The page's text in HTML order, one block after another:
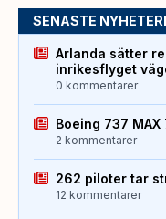
SENASTE
Arlanda sätter
inrikesflyget
0 kommentarer
Boeing 737
2 kommentarer
262 piloter tar
12 kommentarer